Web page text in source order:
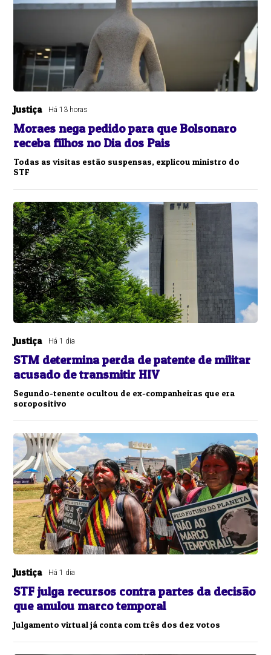
Justiça Há 13 horas
Moraes nega pedido para que Bolsonaro
receba filhos no Dia dos Pais
Todas as visitas estão suspensas, explicou ministro do
STF
Justiça Há 1 dia
STM determina perda de patente de militar
acusado de transmitir HIV
Segundo-tenente ocultou de ex-companheiras que era
soropositivo
Justiça Há 1 dia
STF julga recursos contra partes da decisão
que anulou marco temporal
Julgamento virtual já conta com três dos dez votos